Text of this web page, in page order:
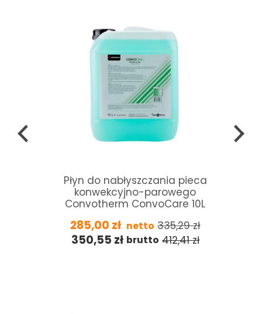
Płyn do nabłyszczania pieca
konwekcyjno-parowego
Convotherm ConvoCare 10L
285,00 zł netto 335,29zł
350,55 zł brutto 412,41zł